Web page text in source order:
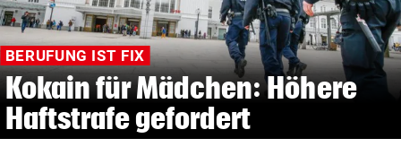
BERUFUNG IST FIX
Kokain für Mädchen: Höhere
Haftstrafe gefordert